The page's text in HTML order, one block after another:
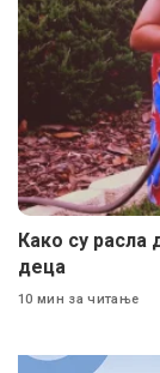
Како су расла
деца
10 мин за читање